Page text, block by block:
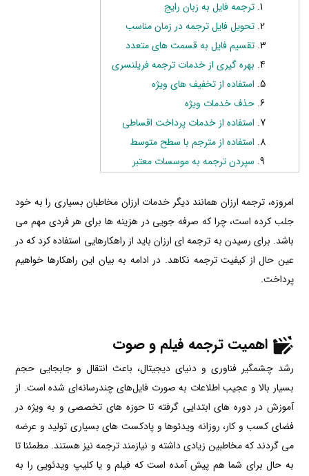
ترجمه فایل به زبان رایج
تحویل فایل ترجمه در زمان مناسب
تقسیم فایل به قسمت های متعدد
بهره گیری از خدمات ترجمه فریلنسری
استفاده از تخفیف های ویژه
حذف خدمات ویژه
استفاده از خدمات پرداخت اقساطی
استفاده از مترجم با سطح متوسط
سپردن ترجمه به موسسات معتبر
امروزه، ترجمه ارزان همانند دیگر خدمات ارزان مخاطبان بسیاری را به خود
جلب کرده است، چرا که صرفه جویی در هزینه ها برای هر فردی مهم می
باشد. برای رسیدن به ترجمه ای ارزان باید از راهکارهایی استفاده کرد که در
عین حال از کیفیت ترجمه نکاهد. در ادامه به بیان این راهکارها خواهیم
پرداخت.
اهمیت ترجمه فیلم و صوت
رشد چشمگیر فناوری و دنیای دیجیتال، باعث انتقال و جابجایی حجم
بسیار بالا و عجیب اطلاعات به صورت فایل‌های چندرسانه‌ای شده است. از
آموزش در دوره های ابتدایی گرفته تا حوزه های تخصصی و به ویژه در
فضای کسب و کار، روزانه ویدئوها و پادکست های بسیاری تولید و عرضه
می گردند که مخاطبین زیادی داشته و نیازمند ترجمه نیز هستند. مطمئنا تا
به حال برای شما هم پیش آمده است که فیلم و یا کلیپ ویدئویی را به